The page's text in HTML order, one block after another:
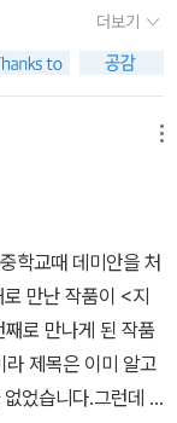
공이 된 친구 아우
심을 갖고 있고, 한
스트와 같은 작업
계공이 되려고 그
움과 분노로 힘든
공들과 어울리면서
도 나쁘지 않다고
생활이 아닌 듯도
시고, 집으로 돌아
잠이 오지 않았다. 몸
시간과 예감으로 충
서 새 희망을 찾고,
나 뿌리 근처에서 돋
도 가짜 삶에 지나
이다.'(p182)한스 기
한 채 계속 아버지
국 그것은 부적응
같은 존재가 되어주
와 친구와의 우정,
에 많이 힘든 모습
장에서 마딱뜨려지
마지막이 된 동료
와 별반 다를 것이
좋은 대학에 가기
라는 수레바퀴 아
삶이죠. 그 안에서
신이 직접 수레바퀴
어떻게 살아 갈지
학교, 어른들이 우리
스는 자신의 인생의
한스를 그렇게 만
. 한편으론, 100년
100년의 세월이
는 작가의 이름만
면 그의 작품들이
은이인 헤르만 헷
쓰게 된 것은 그
격한 신학자의 집
쓰고 싶어하는 욕
소년시기를 보내게
원하는 방향이 맞
것을 알 수 있다.
여 본인이 하고 싶
상상이 가지 않는다.
이 많이 있다, 물론
더보기
학교때 데미안을 처
만난 작품이 <지
로 만나게 된 작품
제목은 이미 알고
었습니다.그런데 1